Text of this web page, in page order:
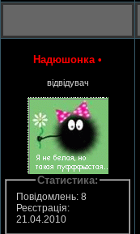
Надюшонка •
відвідувач
Статистика:
Повідомлень: 8
Реєстрація:
21.04.2010